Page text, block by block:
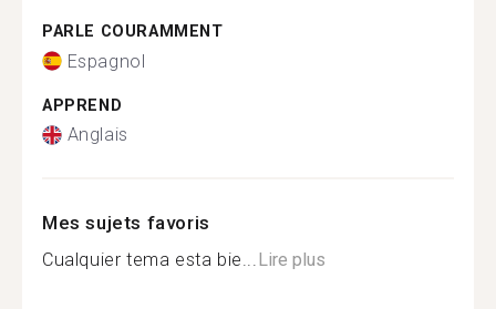
PARLE COURAMMENT
Espagnol
APPREND
Anglais
Mes sujets favoris
Cualquier tema esta bie...Lire plus